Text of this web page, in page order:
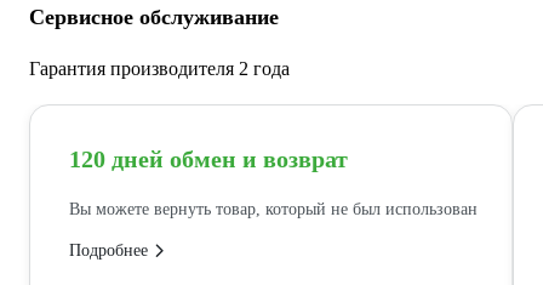
Сервисное обслуживание
Гарантия производителя 2 года
120 дней обмен и возврат
Вы можете вернуть товар, который не был использован
Подробнее